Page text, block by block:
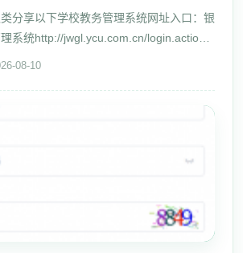
分享以下学校教务管理系统网址入口：银
系统http://jwgl.ycu.com.cn/login.action
院教务管理系统入
login.ac
08-10